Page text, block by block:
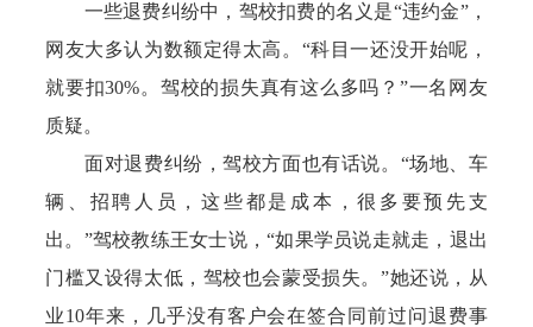
一些退费纠纷中，驾校扣费的名义是“违约金”，
网友大多认为数额定得太高。“科目一还没开始呢，
就要扣30%。驾校的损失真有这么多吗？”一名网友
质疑。
面对退费纠纷，驾校方面也有话说。“场地、车
辆、招聘人员，这些都是成本，很多要预先支
出。”驾校教练王女士说，“如果学员说走就走，退出
门槛又设得太低，驾校也会蒙受损失。”她还说，从
业10年来，几乎没有客户会在签合同前过问退费事